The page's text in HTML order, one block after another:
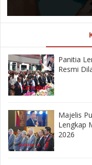
Panitia
Resmi
Majelis
Lengkap
2026